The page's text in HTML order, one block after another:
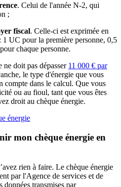
. Celui de l'année N-2, qui
;
fiscal. Celle-ci est exprimée en
UC pour la première personne, 0,5
chaque personne.
ne doit pas dépasser 11 000 € par
le type d'énergie que vous
compte dans le calcul. Que vous
ou au fioul, tant que vous êtes
droit au chèque énergie.
énergie
mon chèque énergie en
rien à faire. Le chèque énergie
par l'Agence de services et de
données transmises par